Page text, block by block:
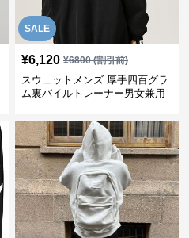
SALE
¥6,120 ¥6800(割引前)
スウェットメンズ 厚手四百グラ
ム裏パイルトレーナー男女兼用